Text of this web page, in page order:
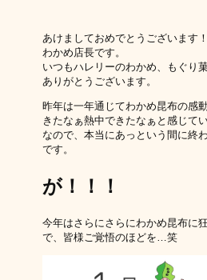
あけましておめでとうございます
わかめ店長です。
いつもハレリーのわかめ、もぐり
ありがとうございます。
昨年は一年通じてわかめ昆布の感
きたなぁ熱中できたなぁと感じてい
なので、本当にあっという間に終
です。
が！！！
今年はさらにさらにわかめ昆布に
で、皆様ご覚悟のほどを…笑